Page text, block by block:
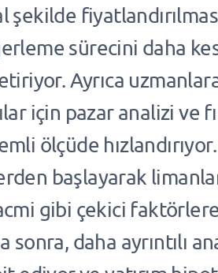
sürecini daha
Ayrıca
için pazar analizi ve
ölçüde
başlayarak
gibi çekici
sonra, daha ayrıntılı